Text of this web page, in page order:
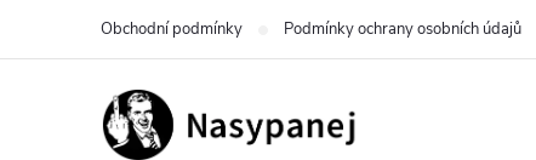
Obchodní podmínky Podmínky ochrany osobních údajů